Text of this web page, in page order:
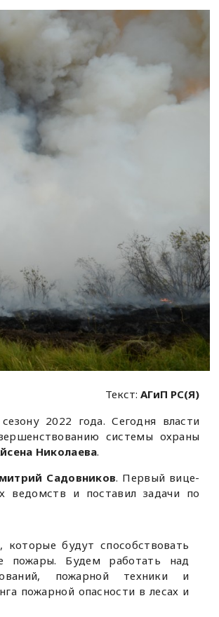
Текст:АГиП РС(Я)
2022 года. Сегодня власти
системы охраны
Николаева.
Садовников. Первый вице-
ведомств и поставил задачи по
будут способствовать
пожары. Будем работать над
пожарной техники и
пожарной опасности в лесах и